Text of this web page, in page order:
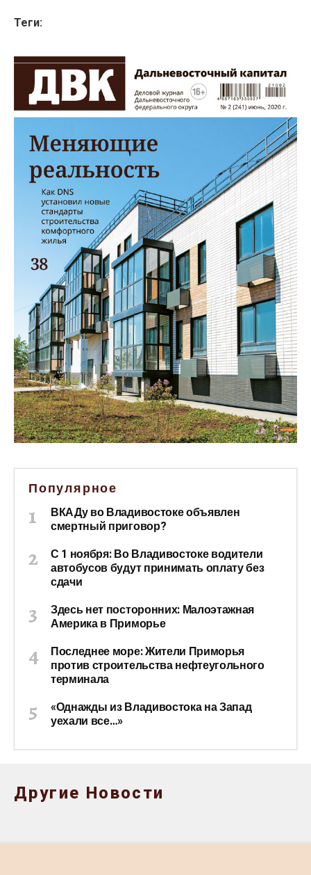
Теги:
Популярное
ВКАДу во Владивостоке объявлен
смертный приговор?
С 1 ноября: Во Владивостоке водители
автобусов будут принимать оплату без
сдачи
Здесь нет посторонних: Малоэтажная
Америка в Приморье
Последнее море: Жители Приморья
против строительства нефтеугольного
терминала
«Однажды из Владивостока на Запад
уехали все…»
Другие Новости